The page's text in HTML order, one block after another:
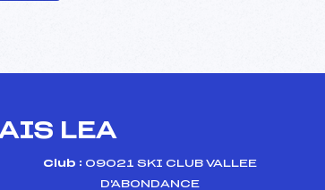
LEA
Club : 09021 SKI CLUB VALLEE
D'ABONDANCE